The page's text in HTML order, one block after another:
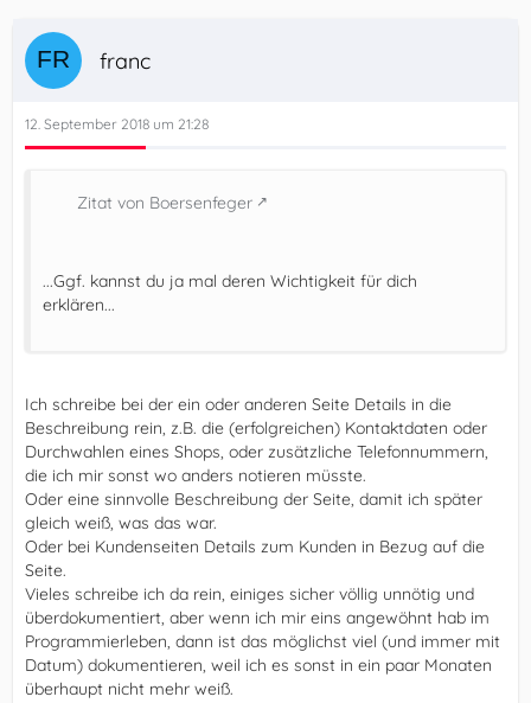
franc
12. September 2018 um 21:28
Zitat von Boersenfeger
...Ggf. kannst du ja mal deren Wichtigkeit für dich
erklären...
Ich schreibe bei der ein oder anderen Seite Details in die
Beschreibung rein, z.B. die (erfolgreichen) Kontaktdaten oder
Durchwahlen eines Shops, oder zusätzliche Telefonnummern,
die ich mir sonst wo anders notieren müsste.
Oder eine sinnvolle Beschreibung der Seite, damit ich später
gleich weiß, was das war.
Oder bei Kundenseiten Details zum Kunden in Bezug auf die
Seite.
Vieles schreibe ich da rein, einiges sicher völlig unnötig und
überdokumentiert, aber wenn ich mir eins angewöhnt hab im
Programmierleben, dann ist das möglichst viel (und immer mit
Datum) dokumentieren, weil ich es sonst in ein paar Monaten
überhaupt nicht mehr weiß.